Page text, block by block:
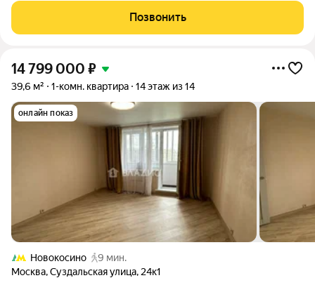
модернизма, главный принцип которого заключается в
создании новой архитектуры,
Позвонить
14 799 000 ₽
39,6 м² 1-комн. квартира 14 этаж из 14
онлайн показ
Новокосино
9 мин.
Москва,Суздальская улица, 24к1